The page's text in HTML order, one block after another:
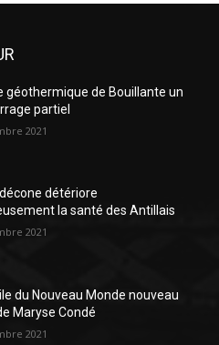
géothermique de Bouillante un
partiel
2021
détériore
la santé des Antillais
2021
du Nouveau Monde nouveau
Maryse Condé
2021